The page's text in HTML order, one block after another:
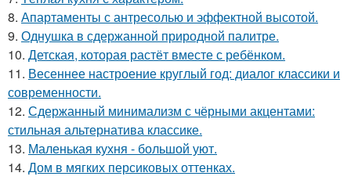
8. Апартаменты с антресолью и эффектной высотой.
9. Однушка в сдержанной природной палитре.
10. Детская, которая растёт вместе с ребёнком.
11. Весеннее настроение круглый год: диалог классики и
современности.
12. Сдержанный минимализм с чёрными акцентами:
стильная альтернатива классике.
13. Маленькая кухня - большой уют.
14. Дом в мягких персиковых оттенках.